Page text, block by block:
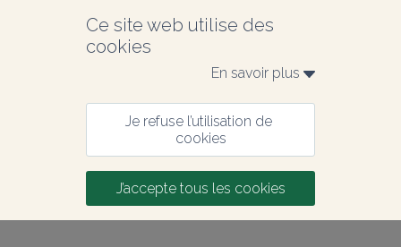
Ce site web utilise des
cookies
En savoir plus
Je refuse l’utilisation de
cookies
J’accepte tous les cookies